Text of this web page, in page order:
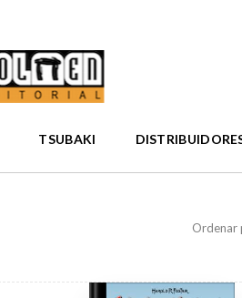
TSUBAKI
Ordenar